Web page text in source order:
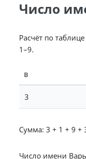
Число
Расчёт по
1–9.
В
3
Сумма: 3 + 1 + 9 +
Число имени